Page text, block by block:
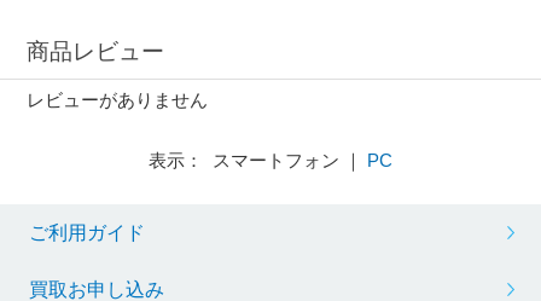
商品レビュー
レビューがありません
表示： スマートフォン ｜ PC
ご利用ガイド
買取お申し込み